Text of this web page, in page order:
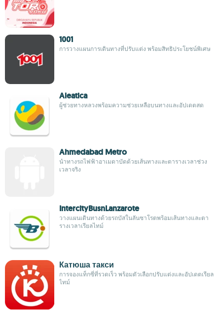
1001
การวางแผนการเดินทางที่ปรับแต่ง พร้อมสิทธิประโยชน์พิเศษ
Aleatica
ผู้ช่วยทางหลวงพร้อมความช่วยเหลือบนทางและอัปเดตสด
Ahmedabad Metro
นำทางรถไฟฟ้าอาเมดาบัดด้วยเส้นทางและตารางเวลาช่วง
เวลาจริง
IntercityBusnLanzarote
วางแผนเดินทางด้วยรถบัสในลันซาโรตพร้อมเส้นทางและตา
รางเวลาเรียลไทม์
Катюша такси
การจองแท็กซี่ที่รวดเร็ว พร้อมตัวเลือกปรับแต่งและอัปเดตเรียล
ไทม์